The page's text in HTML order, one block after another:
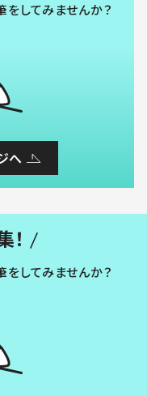
をしてみませんか？
へ
をしてみませんか？